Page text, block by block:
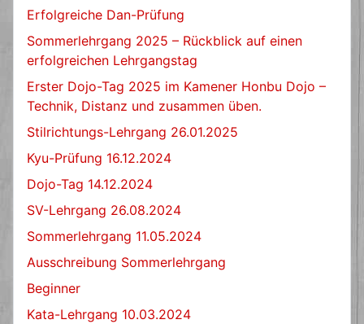
Erfolgreiche Dan-Prüfung
Sommerlehrgang 2025 – Rückblick auf einen
erfolgreichen Lehrgangstag
Erster Dojo-Tag 2025 im Kamener Honbu Dojo –
Technik, Distanz und zusammen üben.
Stilrichtungs-Lehrgang 26.01.2025
Kyu-Prüfung 16.12.2024
Dojo-Tag 14.12.2024
SV-Lehrgang 26.08.2024
Sommerlehrgang 11.05.2024
Ausschreibung Sommerlehrgang
Beginner
Kata-Lehrgang 10.03.2024